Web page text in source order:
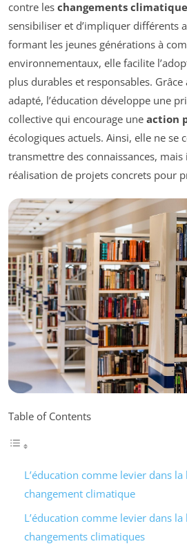
contre les changements
sensibiliser et d’impliquer différents
formant les jeunes générations à
environnementaux, elle facilite
plus durables et responsables.
adapté, l’éducation développe une
collective qui encourage une action
écologiques actuels. Ainsi, elle ne se
transmettre des connaissances,
réalisation de projets concrets pour
Table of Contents
L’éducation comme levier dans
changement climatique
L’éducation comme levier dans
changements climatiques